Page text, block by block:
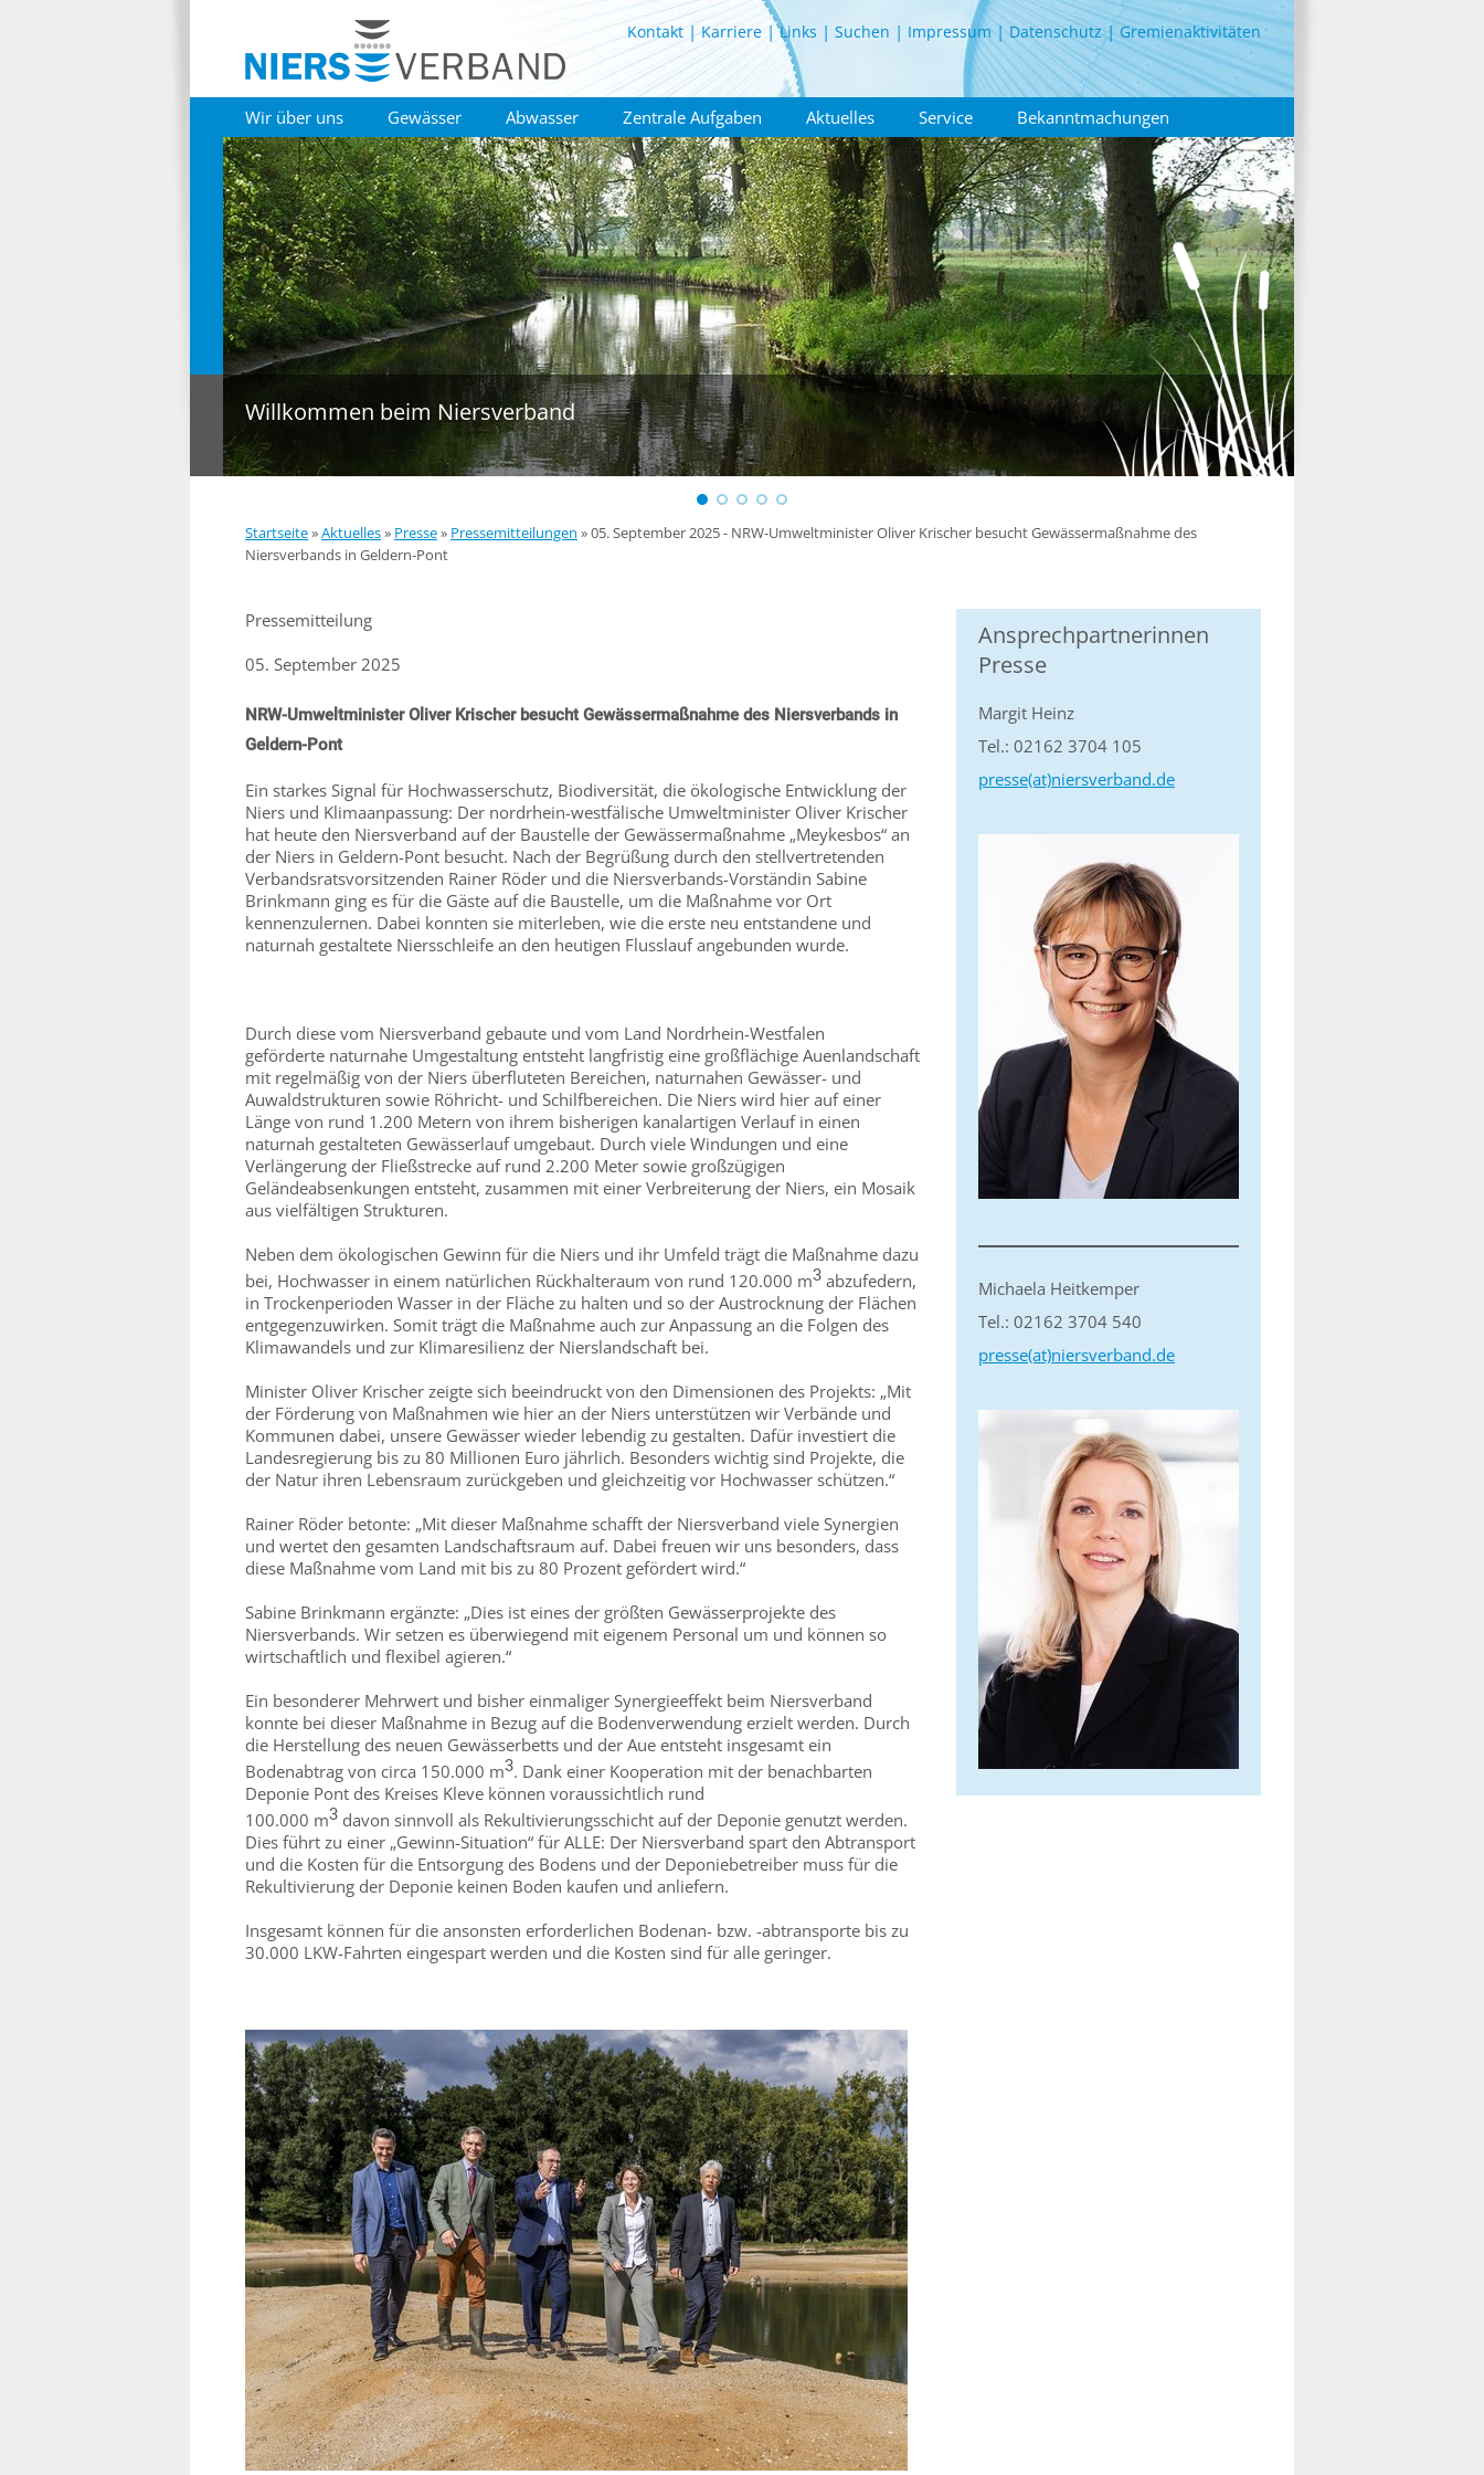
Kontakt Karriere Links Suchen Impressum Datenschutz Gremienaktivitäten
Wir über uns Gewässer Abwasser Zentrale Aufgaben Aktuelles Service Bekanntmachungen
Willkommen beim Niersverband
Startseite»Aktuelles» Presse» Pressemitteilungen »05. September 2025 - NRW-Umweltminister Oliver Krischer besucht Gewässermaßnahme des
Niersverbands in Geldern-Pont
Pressemitteilung
05. September 2025
NRW-Umweltminister Oliver Krischer besucht Gewässermaßnahme des Niersverbands in
Geldern-Pont
Ein starkes Signal für Hochwasserschutz, Biodiversität, die ökologische Entwicklung der
Niers und Klimaanpassung: Der nordrhein-westfälische Umweltminister Oliver Krischer
hat heute den Niersverband auf der Baustelle der Gewässermaßnahme „Meykesbos“ an
der Niers in Geldern-Pont besucht. Nach der Begrüßung durch den stellvertretenden
Verbandsratsvorsitzenden Rainer Röder und die Niersverbands-Vorständin Sabine
Brinkmann ging es für die Gäste auf die Baustelle, um die Maßnahme vor Ort
kennenzulernen. Dabei konnten sie miterleben, wie die erste neu entstandene und
naturnah gestaltete Niersschleife an den heutigen Flusslauf angebunden wurde.
Durch diese vom Niersverband gebaute und vom Land Nordrhein-Westfalen
geförderte naturnahe Umgestaltung entsteht langfristig eine großflächige Auenlandschaft
mit regelmäßig von der Niers überfluteten Bereichen, naturnahen Gewässer- und
Auwaldstrukturen sowie Röhricht- und Schilfbereichen. Die Niers wird hier auf einer
Länge von rund 1.200 Metern von ihrem bisherigen kanalartigen Verlauf in einen
naturnah gestalteten Gewässerlauf umgebaut. Durch viele Windungen und eine
Verlängerung der Fließstrecke auf rund 2.200 Meter sowie großzügigen
Geländeabsenkungen entsteht, zusammen mit einer Verbreiterung der Niers, ein Mosaik
aus vielfältigen Strukturen.
Neben dem ökologischen Gewinn für die Niers und ihr Umfeld trägt die Maßnahme dazu
bei, Hochwasser in einem natürlichen Rückhalteraum von rund 120.000 m3 abzufedern,
in Trockenperioden Wasser in der Fläche zu halten und so der Austrocknung der Flächen
entgegenzuwirken. Somit trägt die Maßnahme auch zur Anpassung an die Folgen des
Klimawandels und zur Klimaresilienz der Nierslandschaft bei.
Minister Oliver Krischer zeigte sich beeindruckt von den Dimensionen des Projekts: „Mit
der Förderung von Maßnahmen wie hier an der Niers unterstützen wir Verbände und
Kommunen dabei, unsere Gewässer wieder lebendig zu gestalten. Dafür investiert die
Landesregierung bis zu 80 Millionen Euro jährlich. Besonders wichtig sind Projekte, die
der Natur ihren Lebensraum zurückgeben und gleichzeitig vor Hochwasser schützen.“
Rainer Röder betonte: „Mit dieser Maßnahme schafft der Niersverband viele Synergien
und wertet den gesamten Landschaftsraum auf. Dabei freuen wir uns besonders, dass
diese Maßnahme vom Land mit bis zu 80 Prozent gefördert wird.“
Sabine Brinkmann ergänzte: „Dies ist eines der größten Gewässerprojekte des
Niersverbands. Wir setzen es überwiegend mit eigenem Personal um und können so
wirtschaftlich und flexibel agieren.“
Ein besonderer Mehrwert und bisher einmaliger Synergieeffekt beim Niersverband
konnte bei dieser Maßnahme in Bezug auf die Bodenverwendung erzielt werden. Durch
die Herstellung des neuen Gewässerbetts und der Aue entsteht insgesamt ein
Bodenabtrag von circa 150.000 m3. Dank einer Kooperation mit der benachbarten
Deponie Pont des Kreises Kleve können voraussichtlich rund
100.000 m3 davon sinnvoll als Rekultivierungsschicht auf der Deponie genutzt werden.
Dies führt zu einer „Gewinn-Situation“ für ALLE: Der Niersverband spart den Abtransport
und die Kosten für die Entsorgung des Bodens und der Deponiebetreiber muss für die
Rekultivierung der Deponie keinen Boden kaufen und anliefern.
Insgesamt können für die ansonsten erforderlichen Bodenan- bzw. -abtransporte bis zu
30.000 LKW-Fahrten eingespart werden und die Kosten sind für alle geringer.
Ansprechpartnerinnen
Presse
Margit Heinz
Tel.: 02162 3704 105
presse(at)niersverband.de
Michaela Heitkemper
Tel.: 02162 3704 540
presse(at)niersverband.de